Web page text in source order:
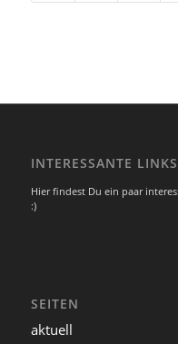
INTERESSANTE LINKS
Hier findest Du ein paar
:)
SEITEN
aktuell